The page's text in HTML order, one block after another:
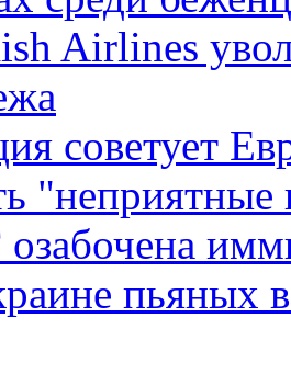
Airlines
советует
"неприятные
пьяных